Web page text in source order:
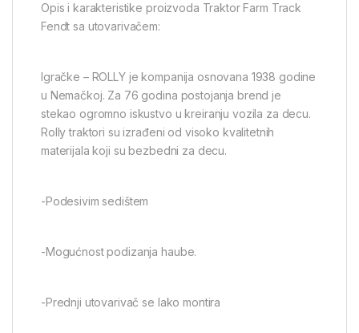
Opis i karakteristike proizvoda Traktor Farm Track
Fendt sa utovarivačem:
Igračke – ROLLY je kompanija osnovana 1938 godine
u Nemačkoj. Za 76 godina postojanja brend je
stekao ogromno iskustvo u kreiranju vozila za decu.
Rolly traktori su izrađeni od visoko kvalitetnih
materijala koji su bezbedni za decu.
-Podesivim sedištem
-Mogućnost podizanja haube.
-Prednji utovarivač se lako montira